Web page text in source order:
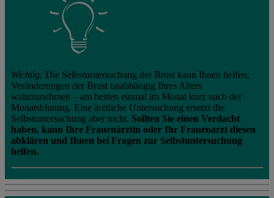
Wichtig: Die Selbstuntersuchung der Brust kann Ihnen helfen,
Veränderungen der Brust unabhängig Ihres Alters
wahrzunehmen – am besten einmal im Monat kurz nach der
Monatsblutung. Eine ärztliche Untersuchung ersetzt die
Selbstuntersuchung aber nicht. Sollten Sie einen Verdacht
haben, kann Ihre Frauenärztin oder Ihr Frauenarzt diesen
abklären und Ihnen bei Fragen zur Selbstuntersuchung
helfen.